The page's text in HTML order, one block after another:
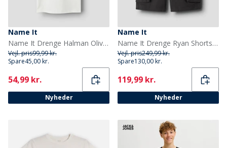
Name It
Name It Drenge Halman Olivengrøn T Shirt Cloud Dancer/Olive
Vejl. pris99,99 kr.
Spare45,00 kr.
Current
54,99 kr.
Nyheder
Name It
Name It Drenge Ryan Shorts Black Oyster
Vejl. pris249,99 kr.
Spare130,00 kr.
Current
119,99 kr.
Nyheder